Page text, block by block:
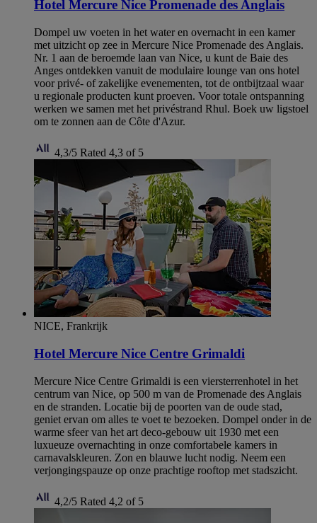
Hotel Mercure Nice Promenade des Anglais
Dompel uw voeten in het water en overnacht in een kamer
met uitzicht op zee in Mercure Nice Promenade des Anglais.
Nr. 1 aan de beroemde laan van Nice, u kunt de Baie des
Anges ontdekken vanuit de modulaire lounge van ons hotel
voor privé- of zakelijke evenementen, tot de ontbijtzaal waar
u regionale producten kunt proeven. Voor totale ontspanning
werken we samen met het privéstrand Rhul. Boek uw ligstoel
om te zonnen aan de Côte d'Azur.
4,3/5 Rated 4,3 of 5
NICE, Frankrijk
Hotel Mercure Nice Centre Grimaldi
Mercure Nice Centre Grimaldi is een viersterrenhotel in het
centrum van Nice, op 500 m van de Promenade des Anglais
en de stranden. Locatie bij de poorten van de oude stad,
geniet ervan om alles te voet te bezoeken. Dompel onder in de
warme sfeer van het art deco-gebouw uit 1930 met een
luxueuze overnachting in onze comfortabele kamers in
carnavalskleuren. Zon en blauwe lucht nodig. Neem een
verjongingspauze op onze prachtige rooftop met stadszicht.
4,2/5 Rated 4,2 of 5